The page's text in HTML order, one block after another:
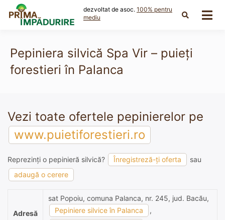
content
dezvoltat de asoc. 100% pentru
mediu
Pepiniera silvică Spa Vir – puieți
forestieri în Palanca
Vezi toate ofertele pepinierelor pe
www.puietiforestieri.ro
Reprezinți o pepinieră silvică? Înregistreză-ți oferta
sau
adaugă o cerere
Adresă
sat Popoiu, comuna Palanca, nr. 245, jud. Bacău,
Pepiniere silvice în Palanca
,